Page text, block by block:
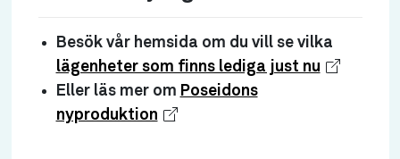
Besök vår hemsida om du vill se vilka
lägenheter som finns lediga just nu
Eller läs mer om Poseidons
nyproduktion